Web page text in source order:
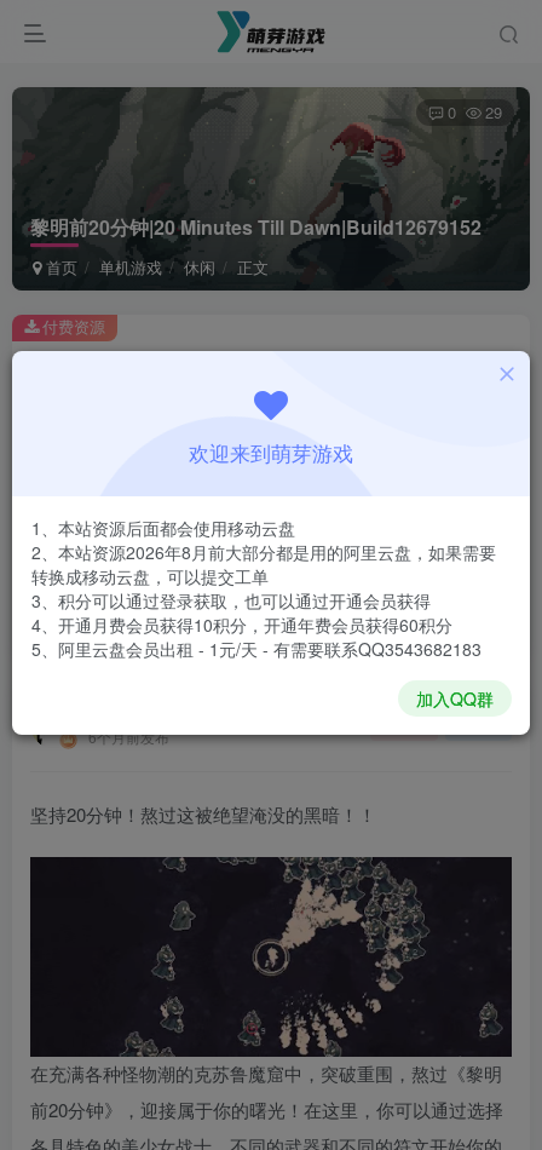
黎明前20分钟|20 Minutes Till Dawn|Build12679152
首页 单机游戏 休闲 正文
0 29
此内容为付费资源，请付费后查看
￥1
免费
登录购买
安装包大小
游戏本体大小
128 MB
付费资源
6个月前发布
坚持20分钟！熬过这被绝望淹没的黑暗！！
在充满各种怪物潮的克苏鲁魔窟中，突破重围，熬过《黎明
前20分钟》，迎接属于你的曙光！在这里，你可以通过选择
欢迎来到萌芽游戏
1、本站资源后面都会使用移动云盘
2、本站资源2026年8月前大部分都是用的阿里云盘，如果需要
转换成移动云盘，可以提交工单
3、积分可以通过登录获取，也可以通过开通会员获得
4、开通月费会员获得10积分，开通年费会员获得60积分
5、阿里云盘会员出租 - 1元/天 - 有需要联系QQ3543682183
加入QQ群